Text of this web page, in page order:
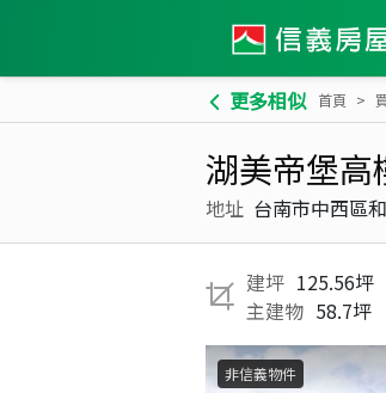
更多相似 首頁
湖美帝堡高
地址 台南市中西區
建坪 125.56坪
主建物 58.7坪
非信義物件